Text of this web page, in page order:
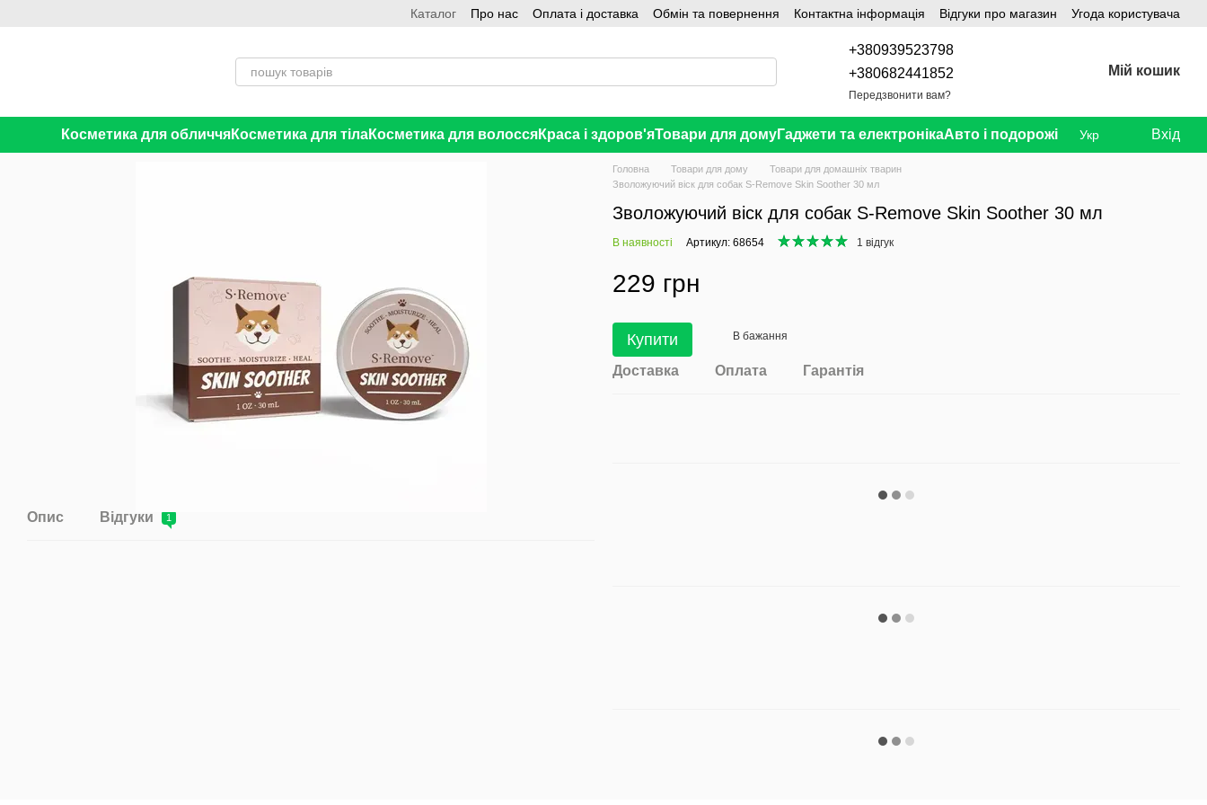
Каталог Про нас Оплата і доставка Обмін та повернення Контактна інформація Відгуки про магазин Угода користувача
+380939523798
+380682441852
Передзвонити вам?
Мій кошик
Косметика для обличчяКосметика для тілаКосметика для волоссяКраса і здоров'яТовари для домуГаджети та електронікаАвто і подорожі Укр Вхід
Опис Відгуки 1
Головна Товари для дому
Товари для домашніх тварин
Зволожуючий віск для собак S-Remove Skin Soother 30 мл
Зволожуючий віск для собак S-Remove Skin Soother 30 мл
В наявності Артикул: 68654 1 відгук
229 грн
В бажання
Купити
Доставка Оплата Гарантія